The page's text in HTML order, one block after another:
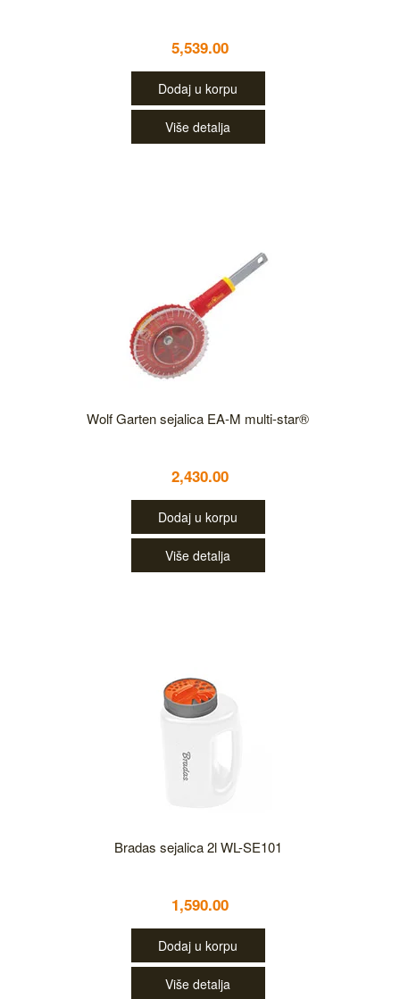
5,539.00
Dodaj u korpu
Više detalja
Wolf Garten sejalica EA-M multi-star®
2,430.00
Dodaj u korpu
Više detalja
Bradas sejalica 2l WL-SE101
1,590.00
Dodaj u korpu
Više detalja